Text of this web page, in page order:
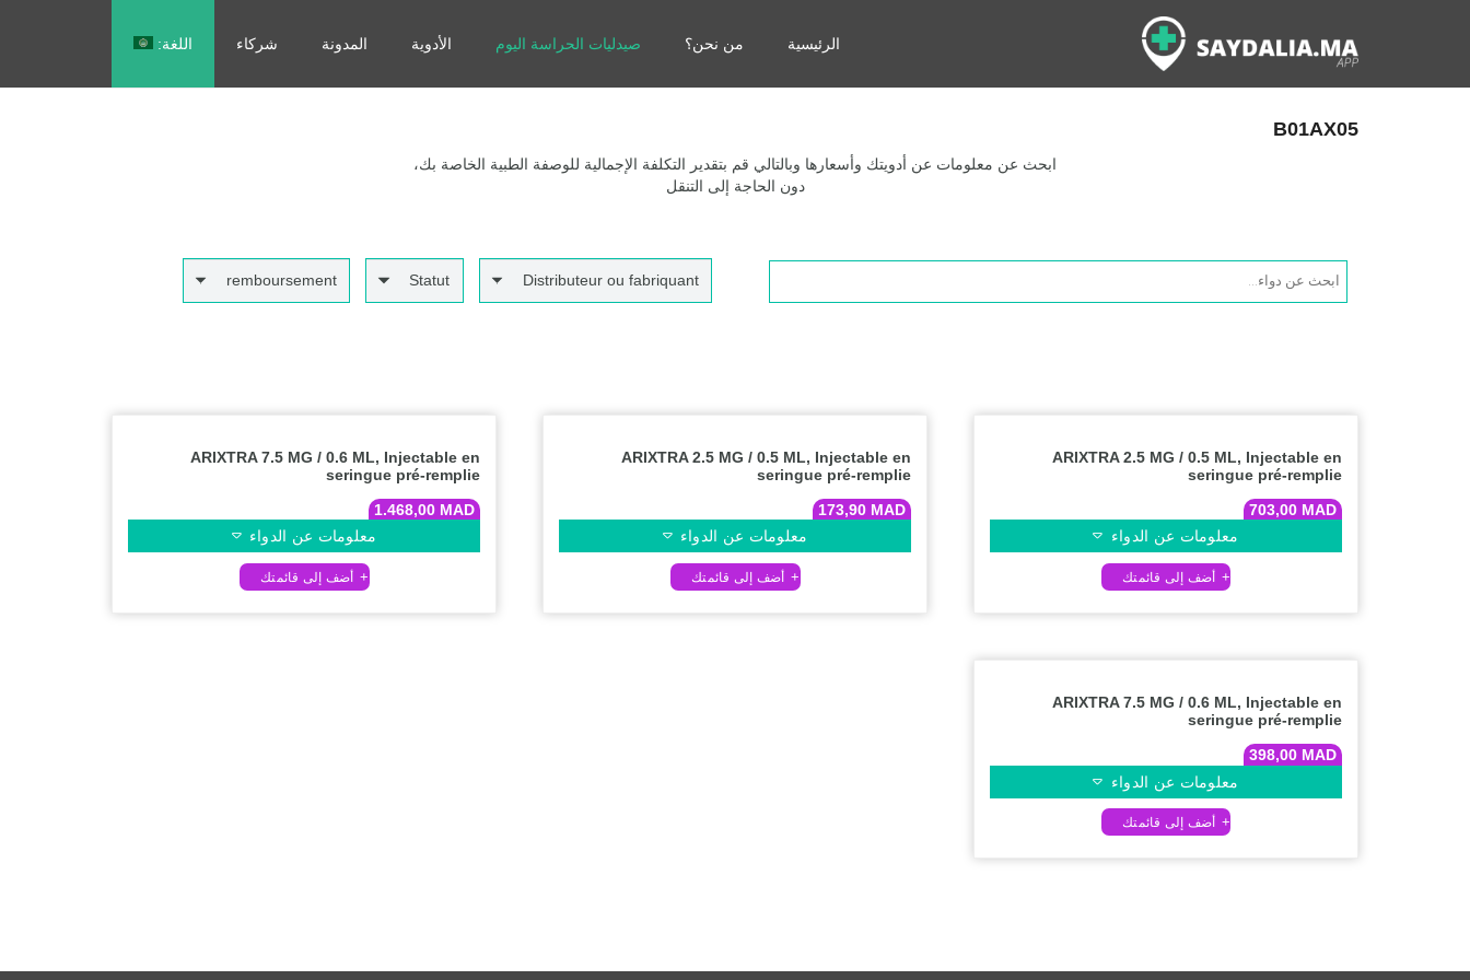
الرئيسية من نحن؟ صيدليات الحراسة اليوم الأدوية المدونة شركاء اللغة:
B01AX05
ابحث عن معلومات عن أدويتك وأسعارها وبالتالي قم بتقدير التكلفة الإجمالية للوصفة الطبية الخاصة بك،
دون الحاجة إلى التنقل
Products
search
Distributeur ou fabriquant
Statut
remboursement
ARIXTRA 2.5 MG / 0.5 ML, Injectable en
seringue pré-remplie
703,00 MAD
معلومات عن الدواء
ARIXTRA 2.5 MG / 0.5 ML, Injectable en
seringue pré-remplie
173,90 MAD
معلومات عن الدواء
ARIXTRA 7.5 MG / 0.6 ML, Injectable en
seringue pré-remplie
1.468,00 MAD
معلومات عن الدواء
ARIXTRA 7.5 MG / 0.6 ML, Injectable en
seringue pré-remplie
398,00 MAD
معلومات عن الدواء